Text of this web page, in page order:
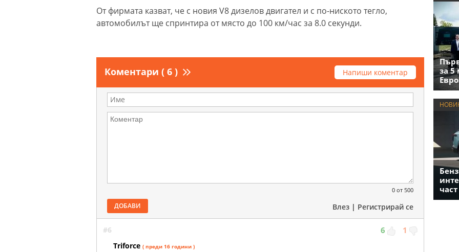
От фирмата казват, че с новия V8 дизелов двигател и с по-ниското тегло,
автомобилът ще спринтира от място до 100 км/час за 8.0 секунди.
Коментари ( 6 ) Напиши коментар
0 от 500
ДОБАВИ Влез | Регистрирай се
#6 6 1
Triforce ( преди 16 години )
за 5
част